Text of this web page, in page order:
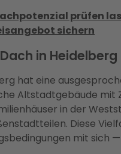
prüfen
sichern
in
hat eine
Altstadtgebäude mit
in der
Diese
mit sich